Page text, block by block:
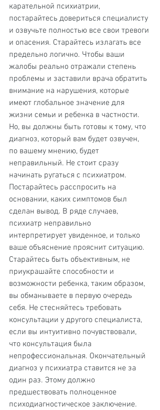
карательной психиатрии,
постарайтесь довериться специалисту
и озвучьте полностью все свои тревоги
и опасения. Старайтесь излагать все
предельно логично. Чтобы ваши
жалобы реально отражали степень
проблемы и заставили врача обратить
внимание на нарушения, которые
имеют глобальное значение для
жизни семьи и ребенка в частности.
Но, вы должны быть готовы к тому, что
диагноз, который вам будет озвучен,
по вашему мнению, будет
неправильный. Не стоит сразу
начинать ругаться с психиатром.
Постарайтесь расспросить на
основании, каких симптомов был
сделан вывод. В ряде случаев,
психиатр неправильно
интерпретирует увиденное, и только
ваше объяснение прояснит ситуацию.
Старайтесь быть объективным, не
приукрашайте способности и
возможности ребенка, таким образом,
вы обманываете в первую очередь
себя. Не стесняйтесь требовать
консультации у другого специалиста,
если вы интуитивно почувствовали,
что консультация была
непрофессиональная. Окончательный
диагноз у психиатра ставится не за
один раз. Этому должно
предшествовать полноценное
психодиагностическое заключение.